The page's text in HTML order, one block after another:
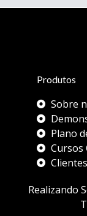
Produtos
Sobre
Plano
Cursos
Clientes
Realizando